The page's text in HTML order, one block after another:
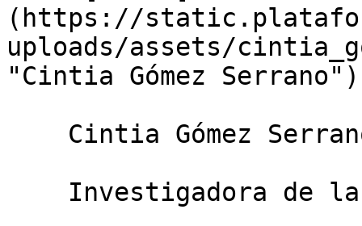
(https://
uploads/assets/
"Cintia Gómez Serrano")